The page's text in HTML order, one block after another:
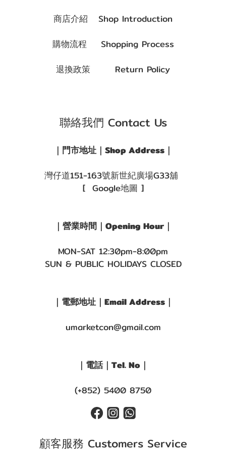
商店介紹 Shop Introduction
購物流程 Shopping Process
退換政策 Return Policy
聯絡我們 Contact Us
｜門市地址｜Shop Address｜
灣仔道151-163號新世紀廣場G33舖
[ Google地圖 ]
｜營業時間｜Opening Hour｜
MON-SAT 12:30pm-8:00pm
SUN & PUBLIC HOLIDAYS CLOSED
｜電郵地址｜Email Address｜
umarketcon@gmail.com
｜電話｜Tel. No｜
(+852) 5400 8750
顧客服務 Customers Service